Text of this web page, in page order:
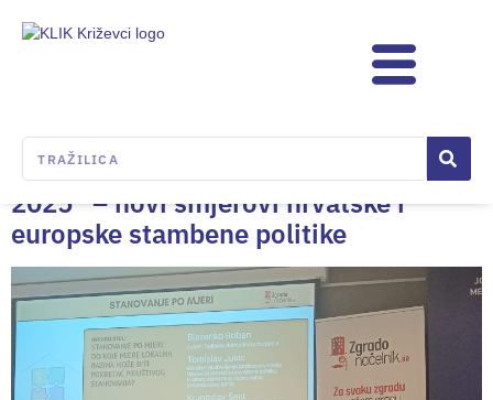
KLIK na konferenciji “Cigla stanovanja
2025” – novi smjerovi hrvatske i
europske stambene politike